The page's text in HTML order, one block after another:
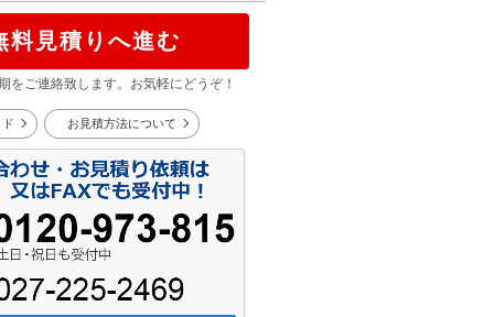
料見積りへ進む
をご連絡致します。お気軽にどうぞ！
お見積方法について